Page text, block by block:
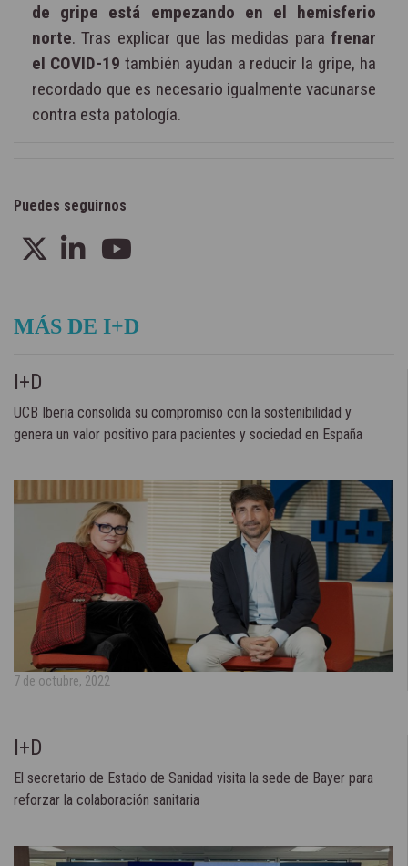
de gripe está empezando en el hemisferio
norte. Tras explicar que las medidas para frenar
el COVID-19 también ayudan a reducir la gripe, ha
recordado que es necesario igualmente vacunarse
contra esta patología.
Puedes seguirnos
MÁS DE I+D
I+D
UCB Iberia consolida su compromiso con la sostenibilidad y
genera un valor positivo para pacientes y sociedad en España
7 de octubre, 2022
I+D
El secretario de Estado de Sanidad visita la sede de Bayer para
reforzar la colaboración sanitaria